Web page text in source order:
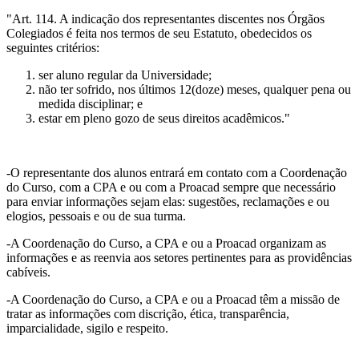
"Art. 114. A indicação dos representantes discentes nos Órgãos
Colegiados é feita nos termos de seu Estatuto, obedecidos os
seguintes critérios:
ser aluno regular da Universidade;
não ter sofrido, nos últimos 12(doze) meses, qualquer pena ou
medida disciplinar; e
estar em pleno gozo de seus direitos acadêmicos."
-O representante dos alunos entrará em contato com a Coordenação
do Curso, com a CPA e ou com a Proacad sempre que necessário
para enviar informações sejam elas: sugestões, reclamações e ou
elogios, pessoais e ou de sua turma.
-A Coordenação do Curso, a CPA e ou a Proacad organizam as
informações e as reenvia aos setores pertinentes para as providências
cabíveis.
-A Coordenação do Curso, a CPA e ou a Proacad têm a missão de
tratar as informações com discrição, ética, transparência,
imparcialidade, sigilo e respeito.